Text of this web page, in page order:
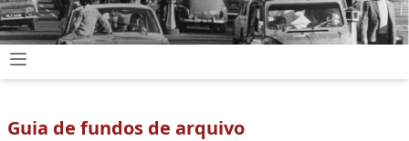
Guia de fundos de arquivo